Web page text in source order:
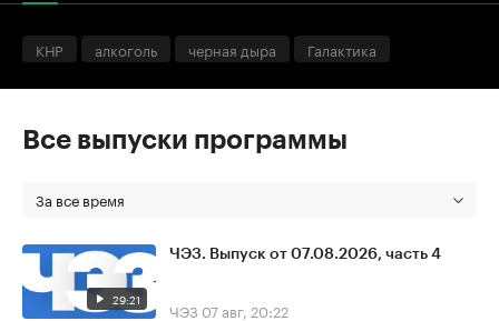
КНР алкоголь черная дыра Галактика
Все выпуски программы
За все время
29:21
ЧЭЗ. Выпуск от 07.08.2026, часть 4
ЧЭЗ 07 авг, 20:22